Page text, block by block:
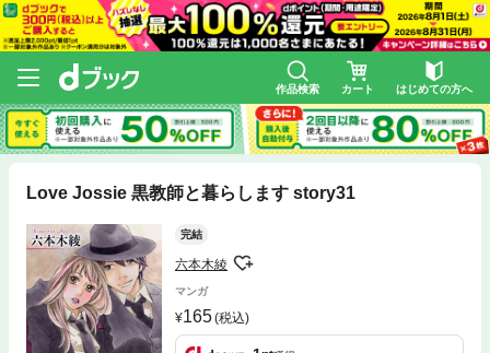
作品検索 カート はじめての方へ
Love Jossie 黒教師と暮らします story31
完結
六本木綾
マンガ
165(税込)